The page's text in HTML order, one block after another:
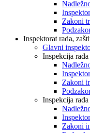
Zakoni
Inspektorat rada,
Glavni
Inspekcija
Zakoni
Inspekcija rada
Zakoni